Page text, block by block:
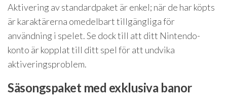
Aktivering av standardpaket är enkel; när de har köpts
är karaktärerna omedelbart tillgängliga för
användning i spelet. Se dock till att ditt Nintendo-
konto är kopplat till ditt spel för att undvika
aktiveringsproblem.
Säsongspaket med exklusiva banor